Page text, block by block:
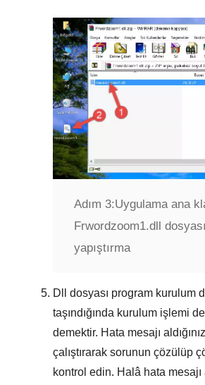
Adım 3:Uygulama ana
Frwordzoom1.dll
yapıştırma
Dll dosyası program kurulum
taşındığında kurulum işlemi
demektir. Hata mesajı
çalıştırarak sorunun çözülüp
kontrol edin. Halâ hata mesajı